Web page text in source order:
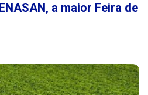
a maior Feira de